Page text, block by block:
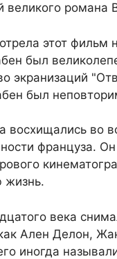
великого
этот фильм
был
экранизаций
был
восхищались во
француза.
жизнь.
века
Ален Делон,
иногда